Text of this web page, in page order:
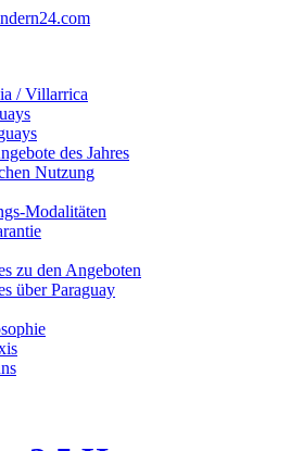
/ Villarrica
des Jahres
Nutzung
Modalitäten
zu den Angeboten
über Paraguay